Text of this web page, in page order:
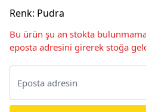
Renk: Pudra
Bu ürün şu an stokta
eposta adresini girerek stoğa